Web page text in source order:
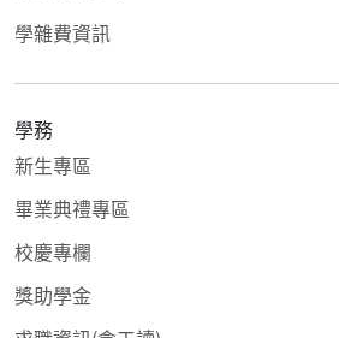
學雜費資訊
學務
新生專區
畢業典禮專區
校慶專欄
獎助學金